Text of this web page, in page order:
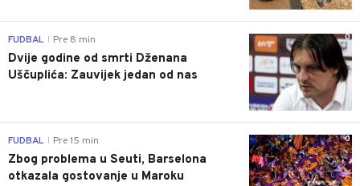
0
FUDBAL Pre 8 min
Dvije godine od smrti Dženana
Uščuplića: Zauvijek jedan od nas
0
FUDBAL Pre 15 min
Zbog problema u Seuti, Barselona
otkazala gostovanje u Maroku